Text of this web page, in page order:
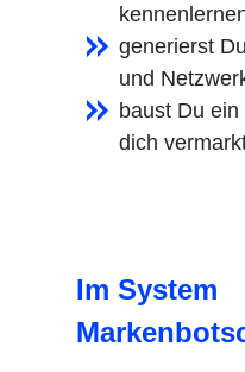
generierst
und
baust Du
dich
Im System